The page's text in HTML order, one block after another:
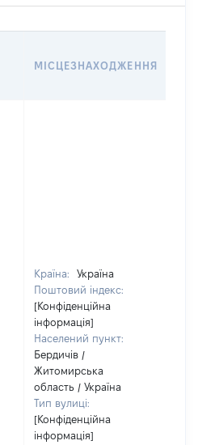
МІСЦЕЗНАХОДЖЕННЯ
Країна:
Україна
Поштовий індекс:
[Конфіденційна
інформація]
Населений пункт:
Бердичів /
Житомирська
область / Україна
Тип вулиці:
[Конфіденційна
інформація]